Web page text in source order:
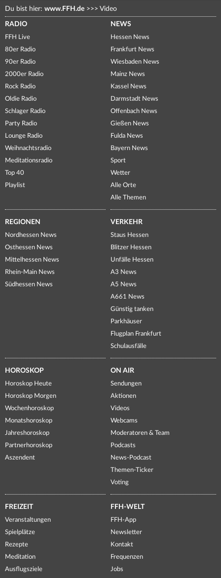
Du bist hier: www.FFH.de >>> Video
RADIO
FFH Live
80er Radio
90er Radio
2000er Radio
Rock Radio
Oldie Radio
Schlager Radio
Party Radio
Lounge Radio
Weihnachtsradio
Meditationsradio
Top 40
Playlist
NEWS
Hessen News
Frankfurt News
Wiesbaden News
Mainz News
Kassel News
Darmstadt News
Offenbach News
Gießen News
Fulda News
Bayern News
Sport
Wetter
Alle Orte
Alle Themen
REGIONEN
Nordhessen News
Osthessen News
Mittelhessen News
Rhein-Main News
Südhessen News
VERKEHR
Staus Hessen
Blitzer Hessen
Unfälle Hessen
A3 News
A5 News
A661 News
Günstig tanken
Parkhäuser
Flugplan Frankfurt
Schulausfälle
HOROSKOP
Horoskop Heute
Horoskop Morgen
Wochenhoroskop
Monatshoroskop
Jahreshoroskop
Partnerhoroskop
Aszendent
ON AIR
Sendungen
Aktionen
Videos
Webcams
Moderatoren & Team
Podcasts
News-Podcast
Themen-Ticker
Voting
FREIZEIT
Veranstaltungen
Spielplätze
Rezepte
Meditation
Ausflugsziele
FFH-WELT
FFH-App
Newsletter
Kontakt
Frequenzen
Jobs